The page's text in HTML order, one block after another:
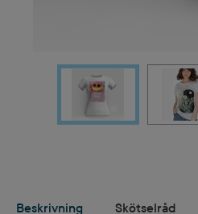
Beskrivning Skötselråd